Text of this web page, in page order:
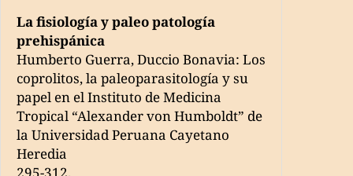
La fisiología y paleo patología
prehispánica
Humberto Guerra, Duccio Bonavia: Los
coprolitos, la paleoparasitología y su
papel en el Instituto de Medicina
Tropical “Alexander von Humboldt” de
la Universidad Peruana Cayetano
Heredia